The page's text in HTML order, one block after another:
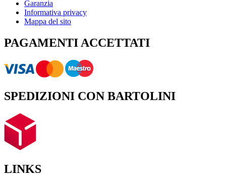
Garanzia
Informativa privacy
Mappa del sito
PAGAMENTI ACCETTATI
SPEDIZIONI CON BARTOLINI
LINKS